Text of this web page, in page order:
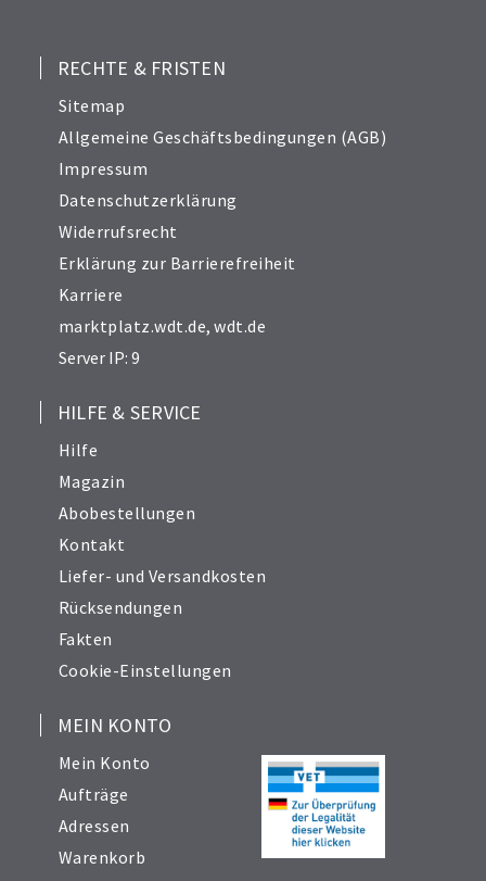
14
16
19
21
RECHTE & FRISTEN
Sitemap
Allgemeine Geschäftsbedingungen (AGB)
Impressum
Datenschutzerklärung
Widerrufsrecht
Erklärung zur Barrierefreiheit
Karriere
marktplatz.wdt.de,wdt.de
Server IP: 9
HILFE & SERVICE
Hilfe
Magazin
Abobestellungen
Kontakt
Liefer- und Versandkosten
Rücksendungen
Fakten
Cookie-Einstellungen
MEIN KONTO
Mein Konto
Aufträge
Adressen
Warenkorb